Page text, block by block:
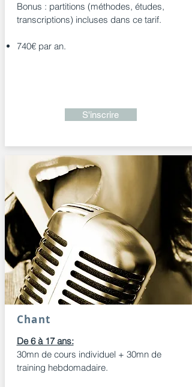
Bonus : partitions (méthodes, études,
transcriptions) incluses dans ce tarif.
740€ par an.
S'inscrire
Chant
De 6 à 17 ans:
30mn de cours individuel + 30mn de
training hebdomadaire.